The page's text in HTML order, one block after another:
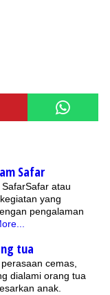
Safar
atau
yang
pengalaman
tua
cemas,
dialami orang tua
anak.